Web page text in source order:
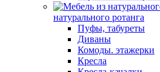
натурального ротанга
Пуфы, табуреты
Диваны
Комоды. этажерки
Кресла